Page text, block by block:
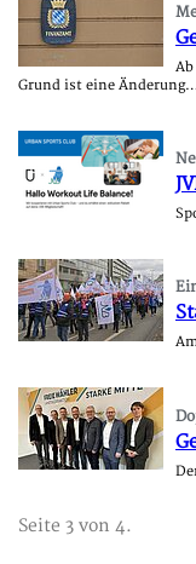
Grund ist eine
Seite 3 von 4.